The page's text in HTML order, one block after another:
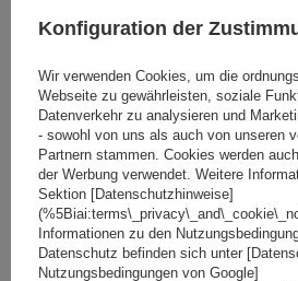
Ihr Vorname
Ihre E-Mail-Adresse
Bewertung
Konfiguration der
Wir verwenden Cookies, um die
Webseite zu gewährleisten, soziale
Datenverkehr zu analysieren und
- sowohl von uns als auch von unseren
Partnern stammen. Cookies werden
der Werbung verwendet. Weitere
Sektion [Datenschutzhinweise]
Informationen zu den
Datenschutz befinden sich unter
Nutzungsbedingungen von Google]